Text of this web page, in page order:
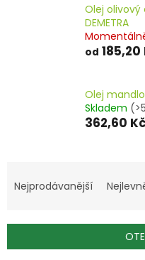
Olej
DEMETRA
od 185,20
Olej
Skladem
362,60 Kč
a
í
Nejprodávanější